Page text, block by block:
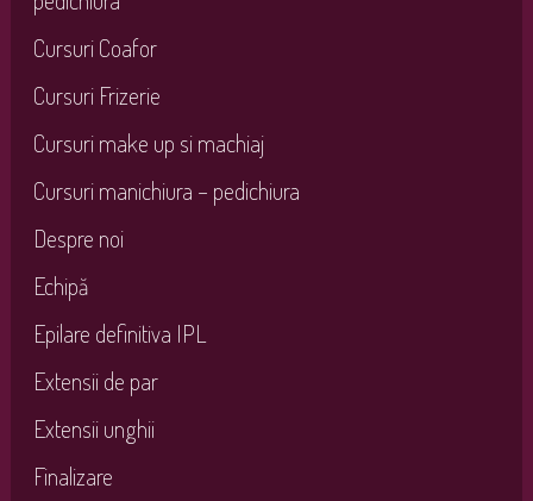
Cursuri Coafor
Cursuri Frizerie
Cursuri make up si machiaj
Cursuri manichiura – pedichiura
Despre noi
Echipă
Epilare definitiva IPL
Extensii de par
Extensii unghii
Finalizare